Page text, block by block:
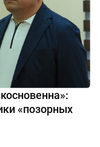
«позорных